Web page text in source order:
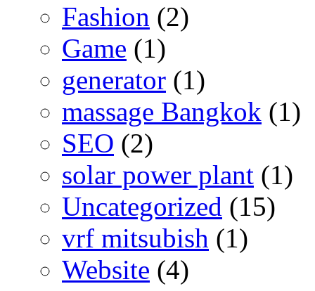
Fashion (2)
Game (1)
generator (1)
massage Bangkok (1)
SEO (2)
solar power plant (1)
Uncategorized (15)
vrf mitsubish (1)
Website (4)